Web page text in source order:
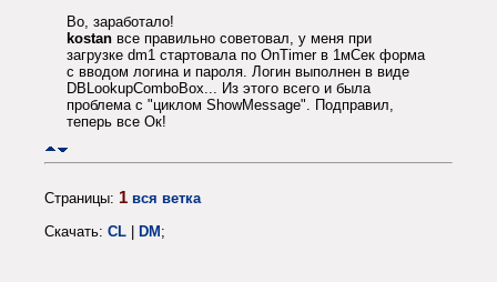
Во, заработало!
kostan все правильно советовал, у меня при
загрузке dm1 стартовала по OnTimer в 1мСек форма
с вводом логина и пароля. Логин выполнен в виде
DBLookupComboBox... Из этого всего и была
проблема с "циклом ShowMessage". Подправил,
теперь все Ок!
Страницы: 1 вся ветка
Скачать: CL | DM;